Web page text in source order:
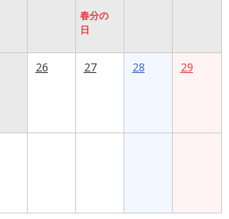
春分の
日
26 27 28 29